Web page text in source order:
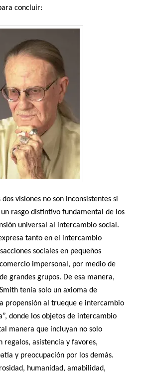
concluir:
visiones no son inconsistentes si
rasgo distintivo fundamental de los
universal al intercambio social.
tanto en el intercambio
sociales en pequeños
impersonal, por medio de
grandes grupos. De esa manera,
tenía solo un axioma de
propensión al trueque e intercambio
donde los objetos de intercambio
manera que incluyan no solo
regalos, asistencia y favores,
y preocupación por los demás.
humanidad, amabilidad,